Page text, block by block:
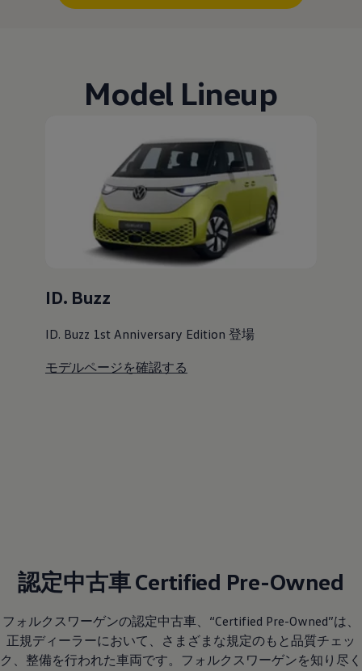
Model Lineup
ID. Buzz
ID. Buzz 1st Anniversary Edition 登場
モデルページを確認する
認定中古車 Certified Pre-Owned
フォルクスワーゲンの認定中古車、“Certified Pre-Owned”は、
正規ディーラーにおいて、さまざまな規定のもと品質チェッ
ク、整備を行われた車両です。フォルクスワーゲンを知り尽く